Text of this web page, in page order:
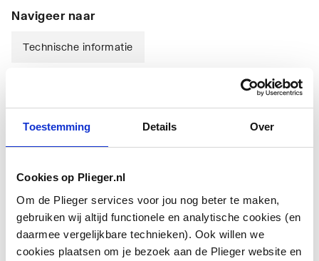
Toestemming Details Over
Cookies op Plieger.nl
Om de Plieger services voor jou nog beter te maken,
gebruiken wij altijd functionele en analytische cookies (en
daarmee vergelijkbare technieken). Ook willen we
cookies plaatsen om je bezoek aan de Plieger website en
Navigeer naar
Technische informatie
Klembereik 32